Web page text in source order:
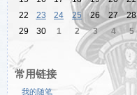
22
23 24 25 26 27
28
29
30 1 2 3 4 5
常用链接
我的随笔